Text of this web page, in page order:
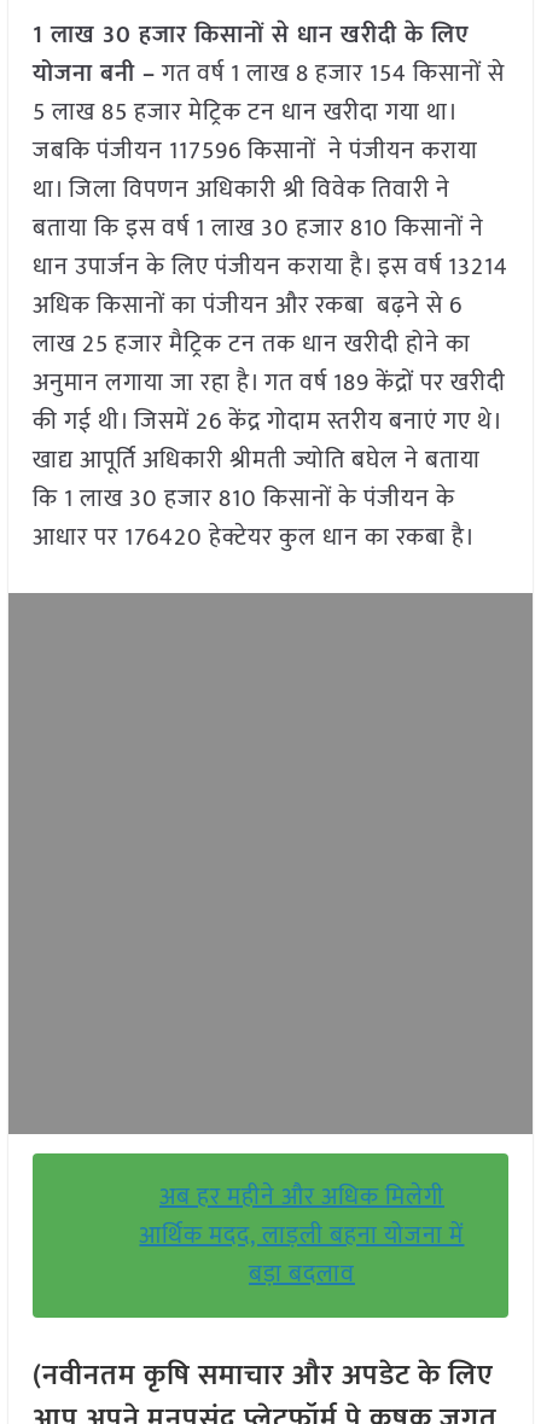
1 लाख 30 हजार किसानों से धान खरीदी के लिए
योजना बनी –गत वर्ष 1 लाख 8 हजार 154 किसानों से
5 लाख 85 हजार मेट्रिक टन धान खरीदा गया था।
जबकि पंजीयन 117596 किसानों ने पंजीयन कराया
था। जिला विपणन अधिकारी श्री विवेक तिवारी ने
बताया कि इस वर्ष 1 लाख 30 हजार 810 किसानों ने
धान उपार्जन के लिए पंजीयन कराया है। इस वर्ष 13214
अधिक किसानों का पंजीयन और रकबा बढ़ने से 6
लाख 25 हजार मैट्रिक टन तक धान खरीदी होने का
अनुमान लगाया जा रहा है। गत वर्ष 189 केंद्रों पर खरीदी
की गई थी। जिसमें 26 केंद्र गोदाम स्तरीय बनाएं गए थे।
खाद्य आपूर्ति अधिकारी श्रीमती ज्योति बघेल ने बताया
कि 1 लाख 30 हजार 810 किसानों के पंजीयन के
आधार पर 176420 हेक्टेयर कुल धान का रकबा है।
अब हर महीने और अधिक मिलेगी
आर्थिक मदद, लाड़ली बहना योजना में
बड़ा बदलाव
(नवीनतम कृषि समाचार और अपडेट के लिए